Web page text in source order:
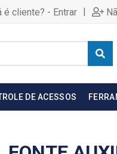
é cliente? - Entrar |
DE ACESSOS